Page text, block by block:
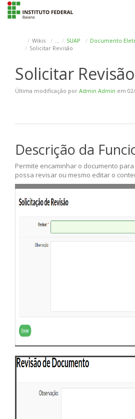
Wikis … SUAP
Documento
Solicitar Revisão
Solicitar Revisão
Última modificação por Admin Admin em
Descrição da
Permite encaminhar o documento
possa revisar ou mesmo editar o